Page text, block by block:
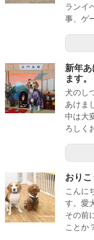
ランイ
事、ゲ
新年
ます。
犬のし
あけま
中は大
ろしく
おり
こんに
す。愛
その前
ことか